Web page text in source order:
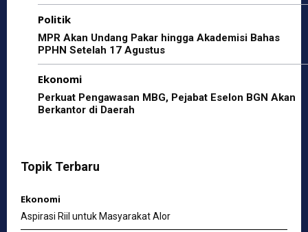
Politik
MPR Akan Undang Pakar hingga Akademisi Bahas
PPHN Setelah 17 Agustus
Ekonomi
Perkuat Pengawasan MBG, Pejabat Eselon BGN Akan
Berkantor di Daerah
Topik Terbaru
Ekonomi
Aspirasi Riil untuk Masyarakat Alor